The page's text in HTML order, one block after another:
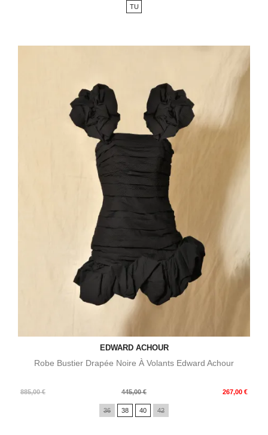
TU
EDWARD ACHOUR
Robe Bustier Drapée Noire À Volants Edward Achour
885,00 €
Prix
445,00 € 267,00 €
Prix
36 38 40 42